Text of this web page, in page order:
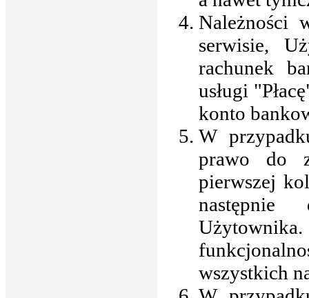
Należności
serwisie,
rachunek
usługi
konto
W
prawo do
pierwszej
następnie
wszystkich